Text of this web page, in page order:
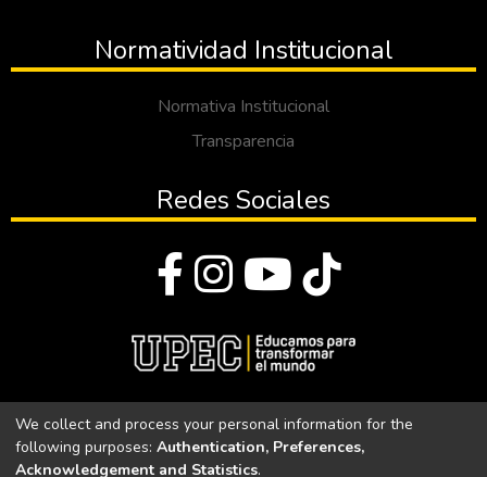
Normatividad Institucional
Normativa Institucional
Transparencia
Redes Sociales
Universidad Politécnica Estatal del Carchi
We collect and process your personal information for the
following purposes: Authentication, Preferences,
Acknowledgement and Statistics.